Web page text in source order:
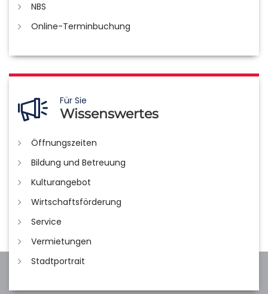
NBS
Online-Terminbuchung
Für Sie
Wissenswertes
Öffnungszeiten
Bildung und Betreuung
Kulturangebot
Wirtschaftsförderung
Service
Vermietungen
Stadtportrait